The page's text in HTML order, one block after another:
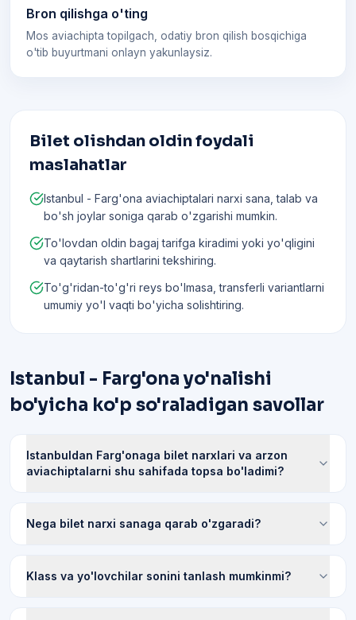
Bron qilishga o'ting
Mos aviachipta topilgach, odatiy bron qilish bosqichiga
o'tib buyurtmani onlayn yakunlaysiz.
Bilet olishdan oldin foydali
maslahatlar
Istanbul - Farg'ona aviachiptalari narxi sana, talab va
bo'sh joylar soniga qarab o'zgarishi mumkin.
To'lovdan oldin bagaj tarifga kiradimi yoki yo'qligini
va qaytarish shartlarini tekshiring.
To'g'ridan-to'g'ri reys bo'lmasa, transferli variantlarni
umumiy yo'l vaqti bo'yicha solishtiring.
Istanbul - Farg'ona yo'nalishi
bo'yicha ko'p so'raladigan savollar
Istanbuldan Farg'onaga bilet narxlari va arzon
aviachiptalarni shu sahifada topsa bo'ladimi?
Nega bilet narxi sanaga qarab o'zgaradi?
Klass va yo'lovchilar sonini tanlash mumkinmi?